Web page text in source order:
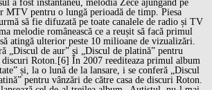
a fost instantaneu, melodia Zece ajungând pe
MTV pentru o lungă perioadă de timp. Piesa
urmă să fie difuzată pe toate canalele de radio și TV
melodie românească ce a reușit să facă primul
atingă ulterior peste 10 milioane de vizualizări.
„Discul de aur” și „Discul de platină” pentru
discuri Roton.[6] În 2007 reediteaza primul album
și, la o lună de la lansare, i se conferă „Discul
pentru vânzări de către casa de discuri Roton.